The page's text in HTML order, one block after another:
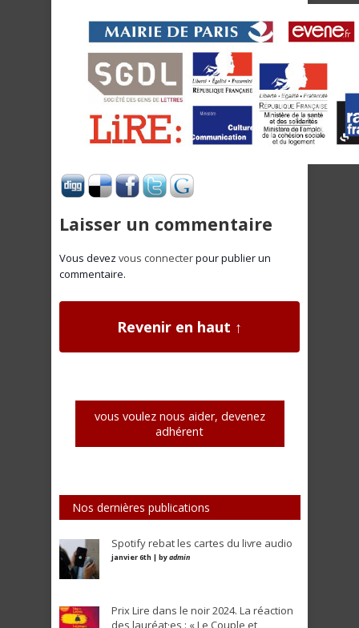
Laisser un commentaire
Vous devez vous connecterpour publier un
commentaire.
Revenir en haut ↑
vous voulez nous aider, devenez
adhérent
Nos dernières publications
Spotify rebat les cartes du livre audio
janvier 6th | byadmin
Prix Lire dans le noir 2024. La réaction
des lauréat·es : « Le Couple et